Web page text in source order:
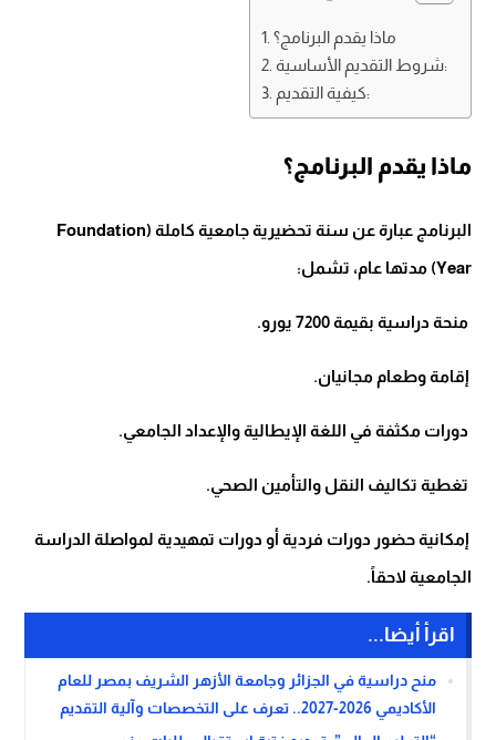
ماذا يقدم البرنامج؟
شروط التقديم الأساسية:
كيفية التقديم:
ماذا يقدم البرنامج؟
البرنامج عبارة عن سنة تحضيرية جامعية كاملة (Foundation
Year) مدتها عام، تشمل:
منحة دراسية بقيمة 7200 يورو.
إقامة وطعام مجانيان.
دورات مكثفة في اللغة الإيطالية والإعداد الجامعي.
تغطية تكاليف النقل والتأمين الصحي.
إمكانية حضور دورات فردية أو دورات تمهيدية لمواصلة الدراسة
الجامعية لاحقاً.
اقرأ أيضا...
منح دراسية في الجزائر وجامعة الأزهر الشريف بمصر للعام
الأكاديمي 2026-2027.. تعرف على التخصصات وآلية التقديم